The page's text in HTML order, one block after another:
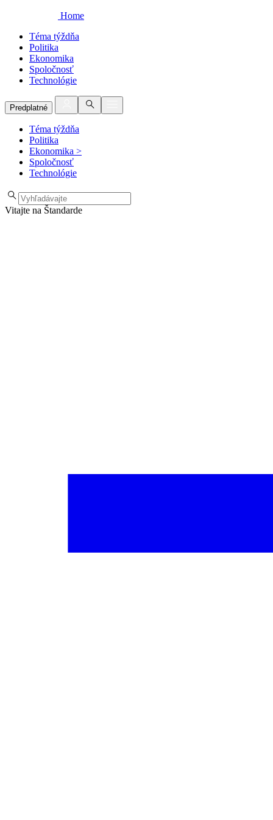
Home
Téma týždňa
Politika
Ekonomika
Spoločnosť
Technológie
Predplatné
Téma týždňa
Politika
Ekonomika >
Spoločnosť
Technológie
Vitajte na Štandarde